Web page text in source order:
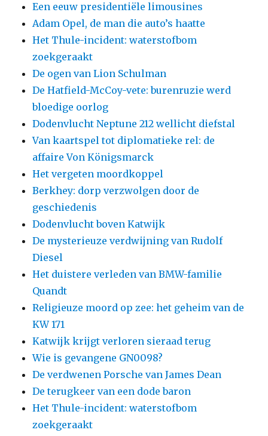
Een eeuw presidentiële limousines
Adam Opel, de man die auto’s haatte
Het Thule-incident: waterstofbom
zoekgeraakt
De ogen van Lion Schulman
De Hatfield-McCoy-vete: burenruzie werd
bloedige oorlog
Dodenvlucht Neptune 212 wellicht diefstal
Van kaartspel tot diplomatieke rel: de
affaire Von Königsmarck
Het vergeten moordkoppel
Berkhey: dorp verzwolgen door de
geschiedenis
Dodenvlucht boven Katwijk
De mysterieuze verdwijning van Rudolf
Diesel
Het duistere verleden van BMW-familie
Quandt
Religieuze moord op zee: het geheim van de
KW 171
Katwijk krijgt verloren sieraad terug
Wie is gevangene GN0098?
De verdwenen Porsche van James Dean
De terugkeer van een dode baron
Het Thule-incident: waterstofbom
zoekgeraakt